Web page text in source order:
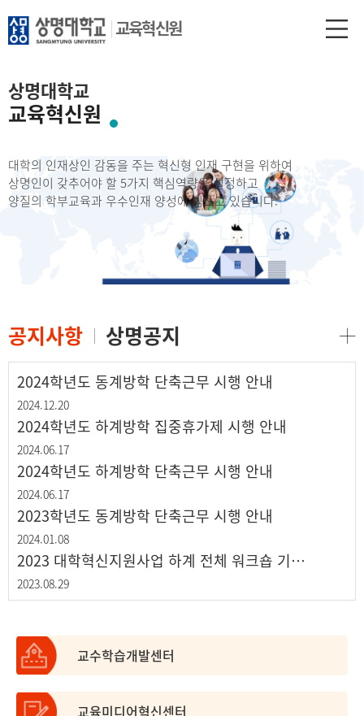
교육혁신원
상명대학교
교육혁신원
대학의 인재상인 감동을 주는 혁신형 인재 구현을 위하여
상명인이 갖추어야 할 5가지 핵심역량을 설정하고
양질의 학부교육과 우수인재 양성에 힘쓰고 있습니다.
공지사항
2024학년도 동계방학 단축근무 시행 안내
2024.12.20
2024학년도 하계방학 집중휴가제 시행 안내
2024.06.17
2024학년도 하계방학 단축근무 시행 안내
2024.06.17
2023학년도 동계방학 단축근무 시행 안내
2024.01.08
2023 대학혁신지원사업 하계 전체 워크숍 기간 중 부재 알림(8. 30. ~ 31.)
2023.08.29
상명공지
교수학습개발센터
교육미디어혁신센터